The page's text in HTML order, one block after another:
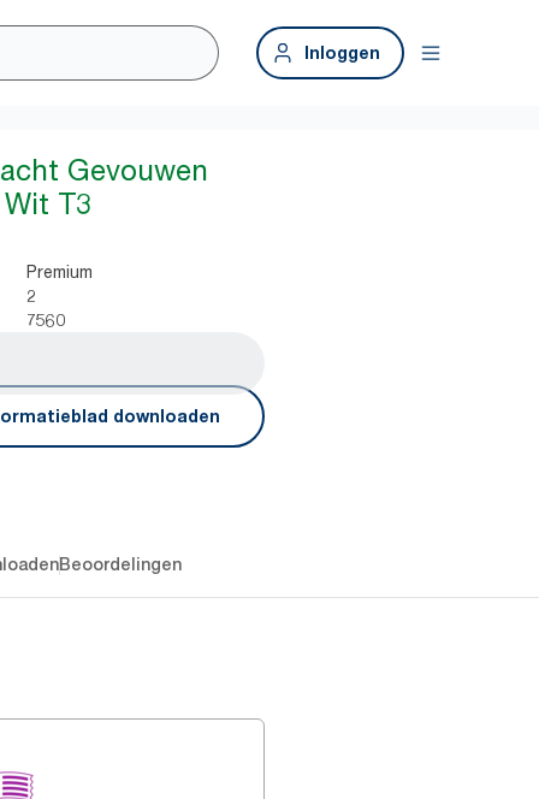
Inloggen
Gevouwen
T3
Premium
2
7560
downloaden
Beoordelingen